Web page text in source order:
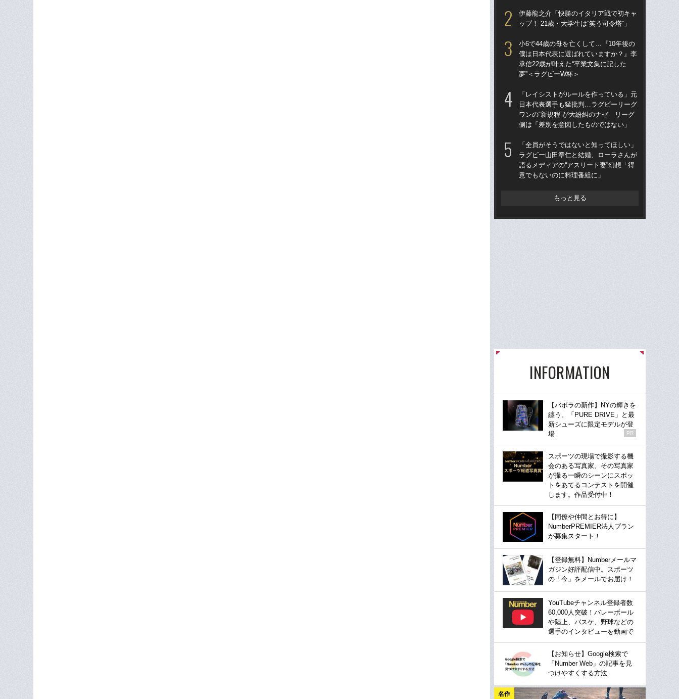
伊藤龍之介「快勝のイタリア戦で初キャ
ップ！ 21歳・大学生は“笑う司令塔”」
小6で44歳の母を亡くして…『10年後の
僕は日本代表に選ばれていますか？』李
承信22歳が叶えた“卒業文集に記した
夢”＜ラグビーW杯＞
「レイシストがルールを作っている」元
日本代表選手も猛批判…ラグビーリーグ
ワンの“新規程”が大紛糾のナゼ リーグ
側は「差別を意図したものではない」
「全員がそうではないと知ってほしい」
ラグビー山田章仁と結婚、ローラさんが
語るメディアの“アスリート妻”幻想「得
意でもないのに料理番組に」
もっと見る
INFORMATION
【バボラの新作】NYの輝きを
纏う。「PURE DRIVE」と最
新シューズに限定モデルが登
場
PR
スポーツの現場で撮影する機
会のある写真家、その写真家
が撮る一瞬のシーンにスポッ
トをあてるコンテストを開催
します。作品受付中！
【同僚や仲間とお得に】
NumberPREMIER法人プラン
が募集スタート！
【登録無料】Numberメールマ
ガジン好評配信中。スポーツ
の「今」をメールでお届け！
YouTubeチャンネル登録者数
60,000人突破！バレーボール
や陸上、バスケ、野球などの
選手のインタビューを動画で
【お知らせ】Google検索で
「Number Web」の記事を見
つけやすくする方法
名作